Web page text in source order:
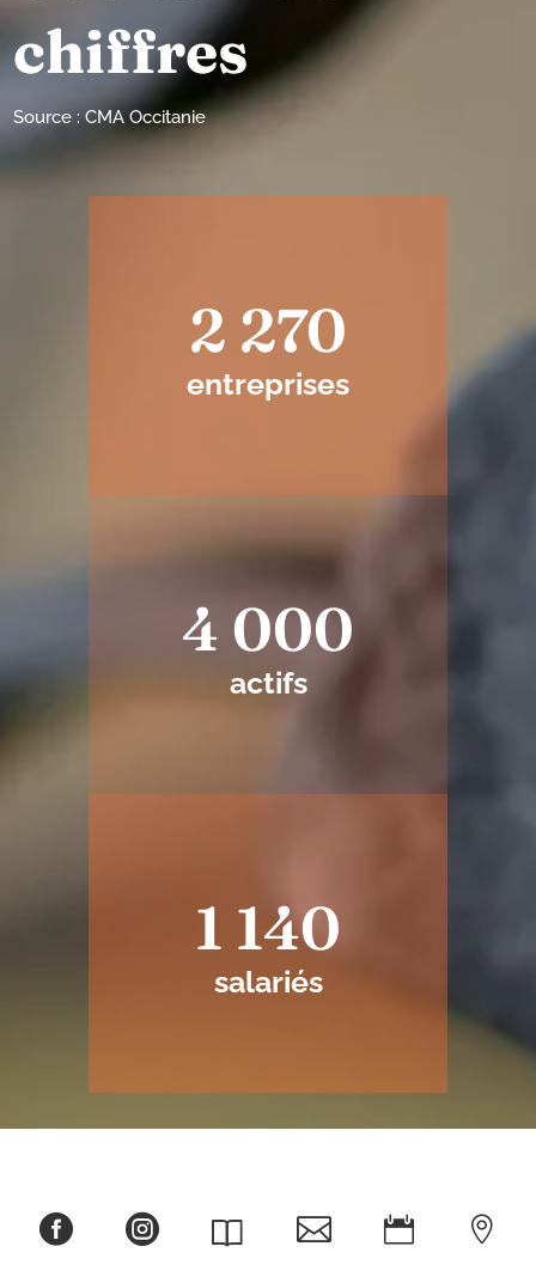
chiffres
Source : CMA Occitanie
2 270
entreprises
4 000
actifs
1 140
salariés
    